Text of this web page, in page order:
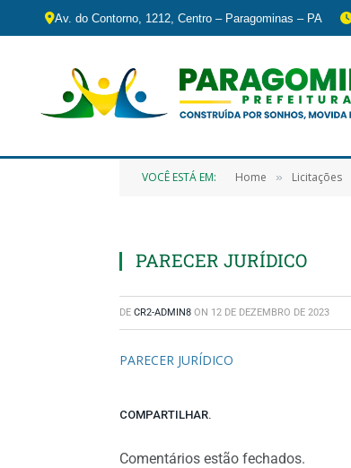
Av. do Contorno, 1212, Centro – Paragominas – PA
VOCÊ ESTÁ EM: Home » Licitações
PARECER JURÍDICO
DE CR2-ADMIN8 ON 12 DE DEZEMBRO DE 2023
PARECER JURÍDICO
COMPARTILHAR.
Comentários estão fechados.